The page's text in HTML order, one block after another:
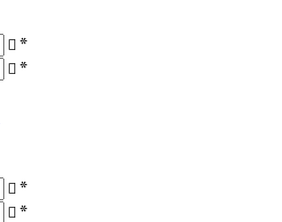
*
*
*
*